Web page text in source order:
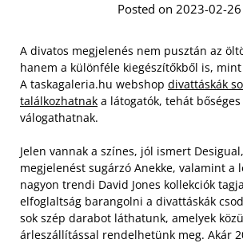
Posted on 2023-02-26
A divatos megjelenés nem pusztán az
hanem a különféle kiegészítőkből is,
A taskagaleria.hu webshop divattáskák
találkozhatnak a látogatók, tehát
válogathatnak.
Jelen vannak a színes, jól ismert
megjelenést sugárzó Anekke, valamint a
nagyon trendi David Jones kollekciók
elfoglaltság barangolni a divattáskák
sok szép darabot láthatunk, amelyek
árleszállítással rendelhetünk meg. Akár